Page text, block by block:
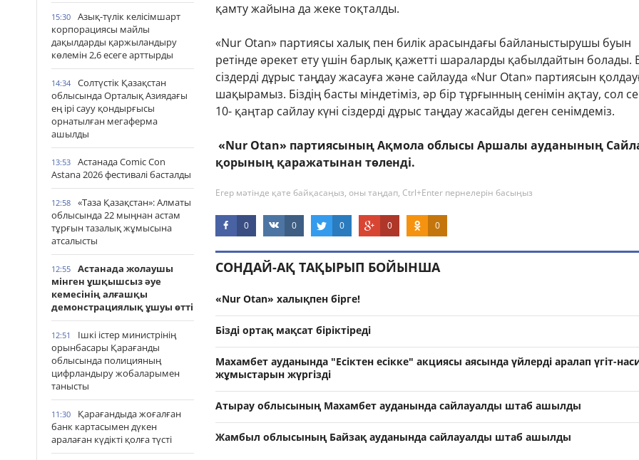
15:30
Азық-түлік келісімшарт
корпорациясы майлы
дақылдарды қаржыландыру
көлемін 2,6 есеге арттырды
14:34
Солтүстік Қазақстан
облысында Орталық Азиядағы
ең ірі сауу қондырғысы
орнатылған мегаферма
ашылды
13:53
Астанада Comic Con
Astana 2026 фестивалі басталды
12:58
«Таза Қазақстан»: Алматы
облысында 22 мыңнан астам
тұрғын тазалық жұмысына
атсалысты
12:55
Астанада жолаушы
мінген ұшқышсыз әуе
кемесінің алғашқы
демонстрациялық ұшуы өтті
12:51
Ішкі істер министрінің
орынбасары Қарағанды
облысында полицияның
цифрландыру жобаларымен
танысты
11:30
Қарағандыда жоғалған
банк картасымен дүкен
аралаған күдікті қолға түсті
қамту жайына да жеке тоқталды.
«Nur Otan» партиясы халық пен билік арасындағы байланыстырушы буын
ретінде әрекет ету үшін барлық қажетті шараларды қабылдайтын болады.
сіздерді дұрыс таңдау жасауға және сайлауда «Nur Otan» партиясын
шақырамыз. Біздің басты міндетіміз, әр бір тұрғынның сенімін ақтау, сол
10- қаңтар сайлау күні сіздерді дұрыс таңдау жасайды деген сенімдеміз.
«Nur Otan» партиясының Ақмола облысы Аршалы ауданының
қорының қаражатынан төленді.
Егер мәтінде қате байқасаңыз, оны таңдап, Ctrl+Enter пернелерін басыңыз
0 0 0 0 0
СОНДАЙ-АҚ ТАҚЫРЫП БОЙЫНША
«Nur Otan» халықпен бірге!
Бізді ортақ мақсат біріктіреді
Махамбет ауданында "Есіктен есікке" акциясы аясында үйлерді аралап үгіт-
жұмыстарын жүргізді
Атырау облысының Махамбет ауданында сайлауалды штаб ашылды
Жамбыл облысының Байзақ ауданында сайлауалды штаб ашылды